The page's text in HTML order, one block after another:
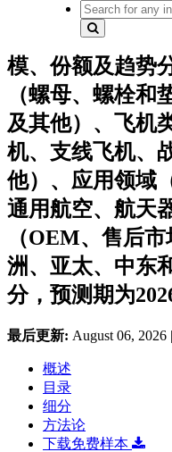
模、份额及趋势
（螺母、螺栓和
及其他）、飞机
机、支线飞机、
他）、应用领域
通用航空、航天
（OEM、售后
洲、亚太、中东
分，预测期为
最后更新: August 06, 2026 |
概述
目录
细分
方法论
下载免费样本